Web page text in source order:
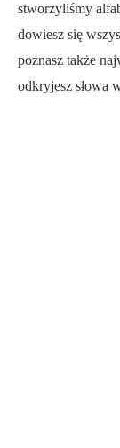
stworzyliśmy
dowiesz się
poznasz także
odkryjesz słowa